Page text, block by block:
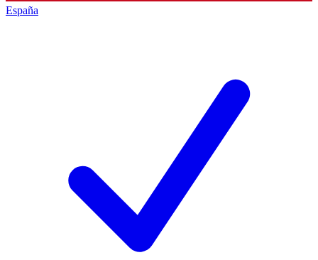
España